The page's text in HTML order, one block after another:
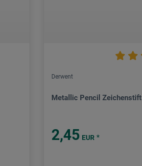
Derwent
Metallic Pencil Zeichenstift
2,45 EUR *